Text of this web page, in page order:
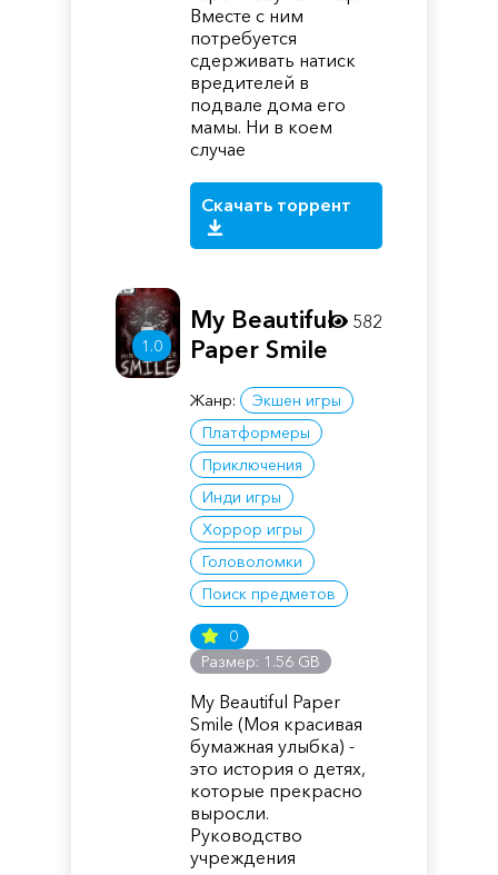
Вместе с ним
потребуется
сдерживать натиск
вредителей в
подвале дома его
мамы. Ни в коем
случае
Скачать торрент
1.0
My Beautiful
Paper Smile
Жанр:
Экшен игры
Платформеры
Приключения
Инди игры
Хоррор игры
Головоломки
Поиск предметов
0
Размер: 1.56 GB
My Beautiful Paper
Smile (Моя красивая
бумажная улыбка) -
это история о детях,
которые прекрасно
выросли.
Руководство
учреждения
582